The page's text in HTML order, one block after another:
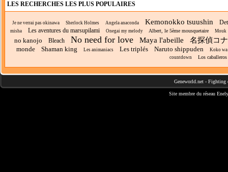
LES RECHERCHES LES PLUS POPULAIRES
Je ne verrai pas okinawa Sherlock Holmes Angela anaconda Kemonokko tsuushin
misha Les aventures du marsupilami Onegai my melody Albert, le 5ème mousquetaire Mouk
no kanojo Bleach No need for love Maya l'abeille 名探偵コ
monde Shaman king Les animaniacs Les triplés Naruto shippuden
Koko wa
countdown
Los
Geneworld.net - Fighting
Site membre du réseau